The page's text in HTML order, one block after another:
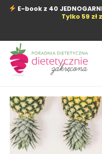
PrzejdźE-book z 40
Tylko 59 zł